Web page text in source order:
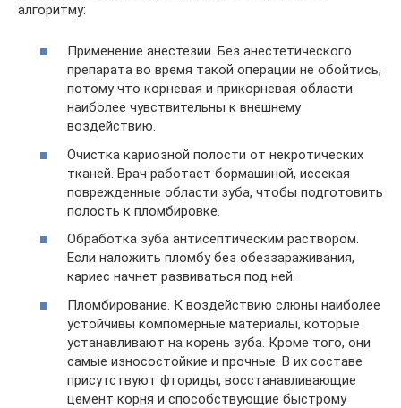
алгоритму:
Применение анестезии. Без анестетического
препарата во время такой операции не обойтись,
потому что корневая и прикорневая области
наиболее чувствительны к внешнему
воздействию.
Очистка кариозной полости от некротических
тканей. Врач работает бормашиной, иссекая
поврежденные области зуба, чтобы подготовить
полость к пломбировке.
Обработка зуба антисептическим раствором.
Если наложить пломбу без обеззараживания,
кариес начнет развиваться под ней.
Пломбирование. К воздействию слюны наиболее
устойчивы компомерные материалы, которые
устанавливают на корень зуба. Кроме того, они
самые износостойкие и прочные. В их составе
присутствуют фториды, восстанавливающие
цемент корня и способствующие быстрому